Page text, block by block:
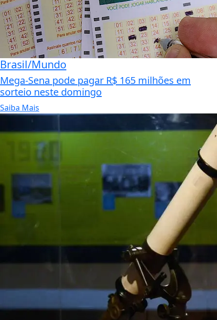
Brasil/Mundo
Mega-Sena pode pagar R$ 165 milhões em
sorteio neste domingo
Saiba Mais